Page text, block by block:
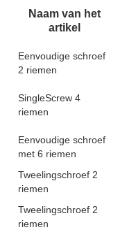
Naam van het
artikel
Eenvoudige schroef
2 riemen
SingleScrew 4
riemen
Eenvoudige schroef
met 6 riemen
Tweelingschroef 2
riemen
Tweelingschroef 2
riemen